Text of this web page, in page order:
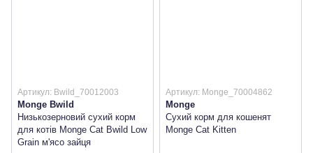
Артикул: Bwild_70012003
Monge Bwild
Низькозерновий сухий корм
для котів Monge Cat Bwild Low
Grain м'ясо зайця
Артикул: Monge_70004862
Monge
Сухий корм для кошенят
Monge Cat Kitten